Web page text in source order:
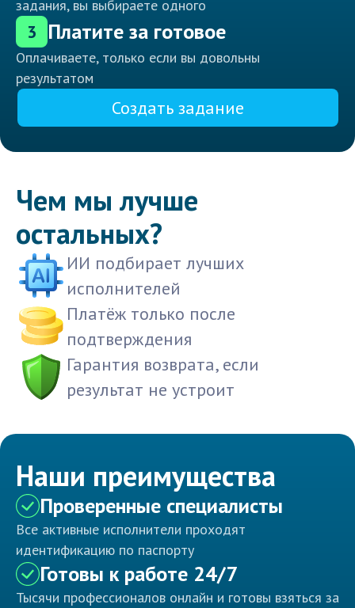
задания, вы выбираете одного
3 Платите за готовое
Оплачиваете, только если вы довольны
результатом
Создать задание
Чем мы лучше
остальных?
ИИ подбирает лучших
исполнителей
Платёж только после
подтверждения
Гарантия возврата, если
результат не устроит
Наши преимущества
Проверенные специалисты
Все активные исполнители проходят
идентификацию по паспорту
Готовы к работе 24/7
Тысячи профессионалов онлайн и готовы взяться за